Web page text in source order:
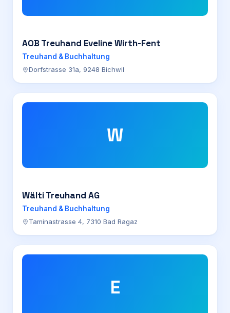
AOB Treuhand Eveline Wirth-Fent
Treuhand & Buchhaltung
Dorfstrasse 31a, 9248 Bichwil
W
Wälti Treuhand AG
Treuhand & Buchhaltung
Taminastrasse 4, 7310 Bad Ragaz
E